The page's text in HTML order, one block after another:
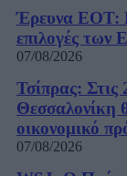
Έρευνα ΕΟΤ:
επιλογές των
07/08/2026
Τσίπρας: Στις
Θεσσαλονίκη
οικονομικό
07/08/2026